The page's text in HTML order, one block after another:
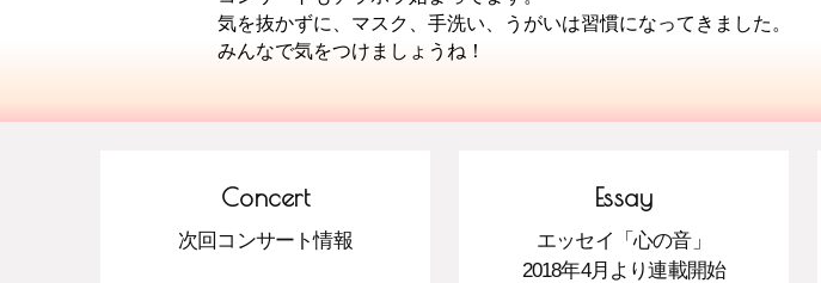
気を抜かずに、マスク、手洗い、うがいは習慣になってきました。
みんなで気をつけましょうね！
Concert
次回コンサート情報
Essay
エッセイ「心の音」
2018年4月より連載開始